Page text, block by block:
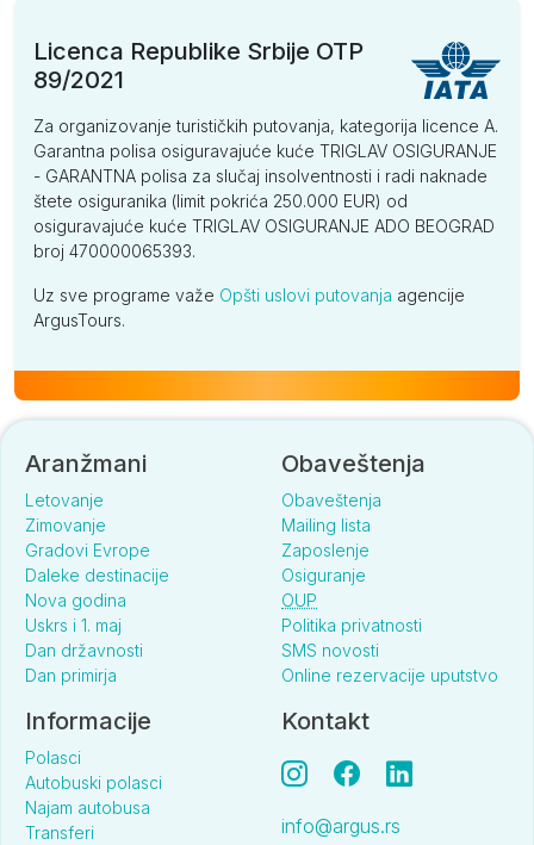
Licenca Republike Srbije OTP
89/2021
Za organizovanje turističkih putovanja, kategorija licence A.
Garantna polisa osiguravajuće kuće TRIGLAV OSIGURANJE
- GARANTNA polisa za slučaj insolventnosti i radi naknade
štete osiguranika (limit pokrića 250.000 EUR) od
osiguravajuće kuće TRIGLAV OSIGURANJE ADO BEOGRAD
broj 470000065393.
Uz sve programe važe Opšti uslovi putovanja agencije
ArgusTours.
Aranžmani
Letovanje
Zimovanje
Gradovi Evrope
Daleke destinacije
Nova godina
Uskrs i 1. maj
Dan državnosti
Dan primirja
Obaveštenja
Obaveštenja
Mailing lista
Zaposlenje
Osiguranje
OUP
Politika privatnosti
SMS novosti
Online rezervacije uputstvo
Informacije
Polasci
Autobuski polasci
Najam autobusa
Transferi
Kontakt
info@argus.rs